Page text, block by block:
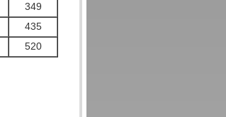
349
435
520